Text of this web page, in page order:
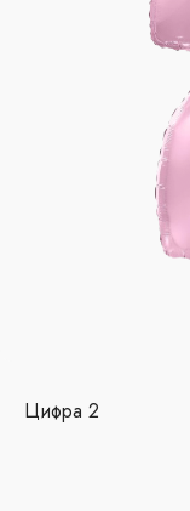
Цифра 2